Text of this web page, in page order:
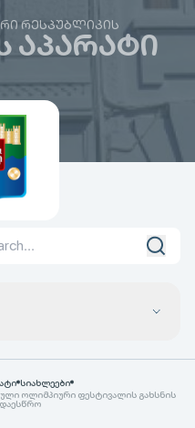
ᲠᲔᲡᲞᲣᲑᲚᲘᲙᲘᲡ
ᲐᲞᲐᲠᲐᲢᲘ
სიახლეები
ოლიმპიური ფესტივალის გახსნის